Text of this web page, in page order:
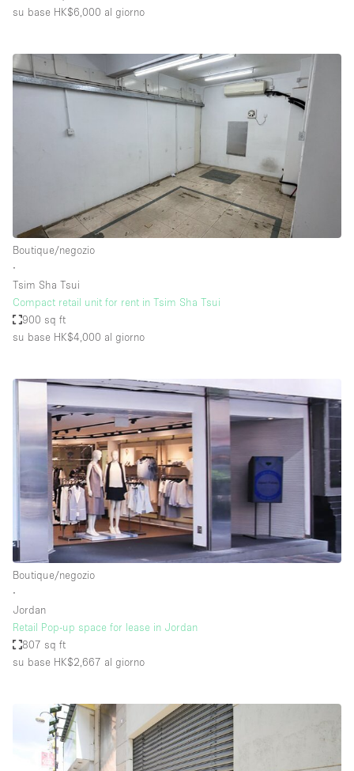
su base HK$6,000 al giorno
Boutique/negozio
∙
Tsim Sha Tsui
Compact retail unit for rent in Tsim Sha Tsui
900 sq ft
su base HK$4,000 al giorno
Boutique/negozio
∙
Jordan
Retail Pop-up space for lease in Jordan
807 sq ft
su base HK$2,667 al giorno